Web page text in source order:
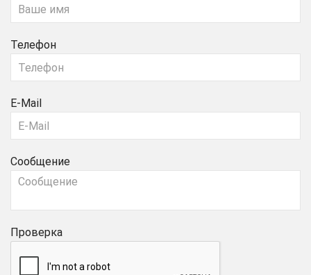
Телефон
E-Mail
Сообщение
Проверка